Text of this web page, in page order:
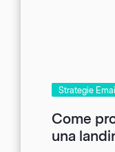
Strategie
Come
una